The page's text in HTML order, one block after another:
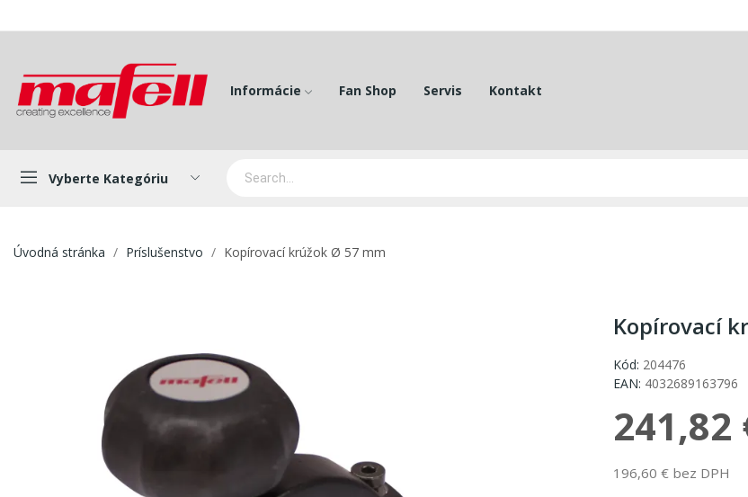
Informácie Fan Shop Servis Kontakt
Vyberte Kategóriu
Úvodná stránka Príslušenstvo Kopírovací krúžok Ø 57 mm
Kopírovací
Kód: 204476
EAN: 4032689163796
241,82
196,60 € bez DPH